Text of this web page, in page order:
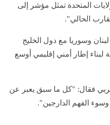
المتحدة تمثل مؤشر إلى
الحالي".
وسوريا مع دول الخليج
إطار أمني إقليمي أوسع
فقال: "كل ما سبق يعبر عن
وسوء الفهم الدارجين".